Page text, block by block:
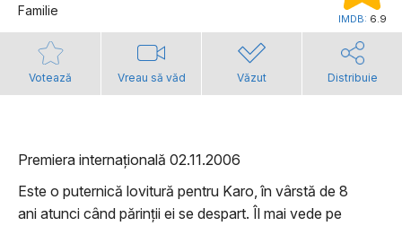
Familie
IMDB: 6.9
Votează Vreau să văd Văzut Distribuie
Premiera internațională 02.11.2006
Este o puternică lovitură pentru Karo, în vârstă de 8
ani atunci când părinții ei se despart. Îl mai vede pe